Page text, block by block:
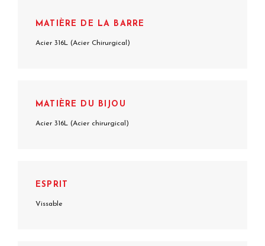
MATIÈRE DE LA BARRE
Acier 316L (Acier Chirurgical)
MATIÈRE DU BIJOU
Acier 316L (Acier chirurgical)
ESPRIT
Vissable